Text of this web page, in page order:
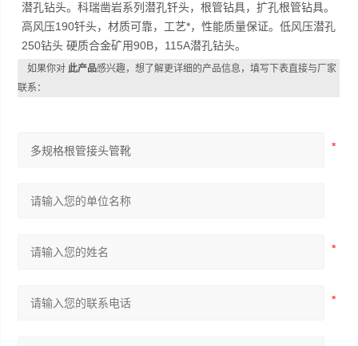
潜孔钻头。科瑞凿岩系列潜孔钎头，根管钻具，扩孔根管钻具。
高风压190钎头，材质可靠，工艺*，性能质量保证。低风压潜孔
250钻头 硬质合金矿用90B，115A潜孔钻头。
如果你对此产品感兴趣，想了解更详细的产品信息，填写下表直接与厂家
联系：